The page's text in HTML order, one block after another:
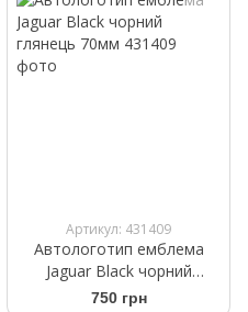
Артикул: 431409
Автологотип емблема
Jaguar Black чорний
глянець 70мм
750 грн